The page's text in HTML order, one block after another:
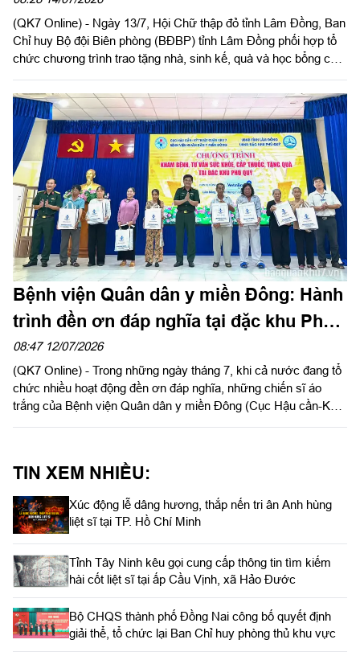
(QK7 Online) - Ngày 13/7, Hội Chữ thập đỏ tỉnh Lâm Đồng, Ban
Chỉ huy Bộ đội Biên phòng (BĐBP) tỉnh Lâm Đồng phối hợp tổ
chức chương trình trao tặng nhà, sinh kế, quà và học bổng cho
địa bàn xã Quảng Trực, tỉnh Lâm Đồng.
Bệnh viện Quân dân y miền Đông: Hành
trình đền ơn đáp nghĩa tại đặc khu Phú
Quý
08:47 12/07/2026
(QK7 Online) - Trong những ngày tháng 7, khi cả nước đang tổ
chức nhiều hoạt động đền ơn đáp nghĩa, những chiến sĩ áo
trắng của Bệnh viện Quân dân y miền Đông (Cục Hậu cần-Kỹ
TIN XEM NHIỀU:
Xúc động lễ dâng hương, thắp nến tri ân Anh hùng
liệt sĩ tại TP. Hồ Chí Minh
Tỉnh Tây Ninh kêu gọi cung cấp thông tin tìm kiếm
hài cốt liệt sĩ tại ấp Cầu Vịnh, xã Hảo Đước
Bộ CHQS thành phố Đồng Nai công bố quyết định
giải thể, tổ chức lại Ban Chỉ huy phòng thủ khu vực